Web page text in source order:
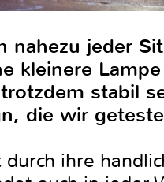
nahezu jeder
kleinere
stabil
die wir
ihre